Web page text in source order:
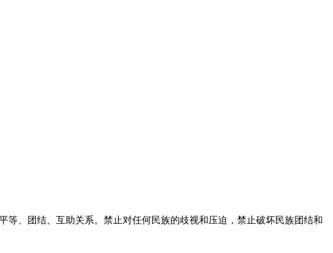
、团结、互助关系。禁止对任何民族的歧视和压迫，禁止破坏民族团结和